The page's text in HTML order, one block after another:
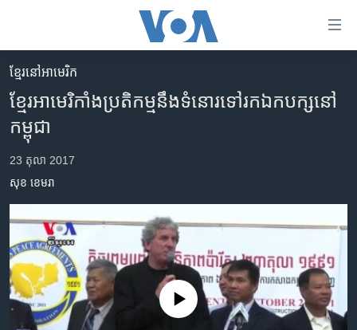
គេហទំព័រ​
ទាក់ទង
រំលង​
និង​
ទៅ​​
ទំព័រ​
ព័ត៌មាន​​
តែ​
ម្តង
រំលង​
និង​
ចូល​
កម្ពុជា
អន្តរជាតិ
អាមេរិក
ចិន
កម្ពុជាច្នៃប្រតិដ្ឋ
ព្រឹត្តិការណ៍ព័ត៌មាន
ទូរទស្សន៍ / វីដេអូ​
វិទ្យុ / ផតខាសថ៍
ខ្មែរ​នៅ​អាមេរិក
ខ្មែរ​អាមេរិកាំង​ប្រតិកម្ម​នឹង​ទំនោរ​ទៅរក​ឯកបក្ស​នៅ​
កម្ពុជា
23 តុលា 2017
សុខ ខេមរា
No media source currently available